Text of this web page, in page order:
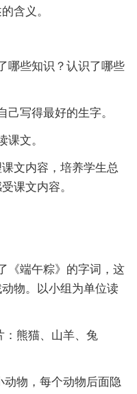
含义。
哪些知识？认识了哪些
己写得最好的生字。
课文。
文内容，培养学生总
课文内容。
《端午粽》的字词，这
物。以小组为单位读
：熊猫、山羊、兔
动物，每个动物后面隐